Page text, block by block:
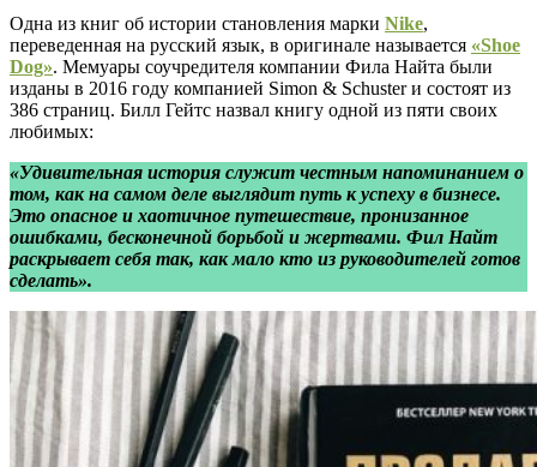
Одна из книг об истории становления марки Nike,
переведенная на русский язык, в оригинале называется «Shoe
Dog». Мемуары соучредителя компании Фила Найта были
изданы в 2016 году компанией Simon & Schuster и состоят из
386 страниц. Билл Гейтс назвал книгу одной из пяти своих
любимых:
«Удивительная история служит честным напоминанием о
том, как на самом деле выглядит путь к успеху в бизнесе.
Это опасное и хаотичное путешествие, пронизанное
ошибками, бесконечной борьбой и жертвами. Фил Найт
раскрывает себя так, как мало кто из руководителей готов
сделать».